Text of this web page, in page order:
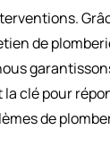
de
clé pour
de